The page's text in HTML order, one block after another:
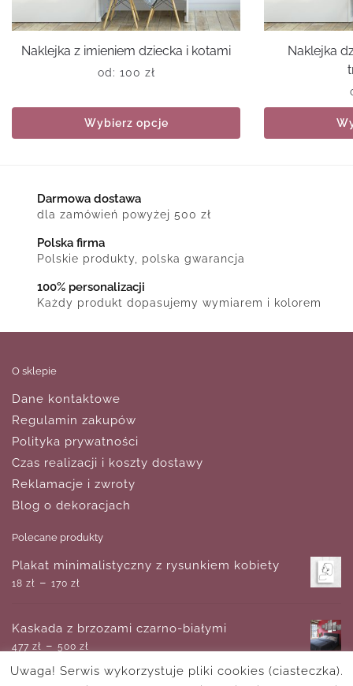
Naklejka z imieniem dziecka i kotami
od: 100 zł
Wybierz opcje
Naklejka
Darmowa dostawa
dla zamówień powyżej 500 zł
Polska firma
Polskie produkty, polska gwarancja
100% personalizacji
Każdy produkt dopasujemy wymiarem i kolorem
O sklepie
Dane kontaktowe
Regulamin zakupów
Polityka prywatności
Czas realizacji i koszty dostawy
Reklamacje i zwroty
Blog o dekoracjach
Polecane produkty
Plakat minimalistyczny z rysunkiem kobiety
18 zł – 170 zł
Kaskada z brzozami czarno-białymi
477 zł – 500 zł
Uwaga! Serwis wykorzystuje pliki cookies (ciasteczka).